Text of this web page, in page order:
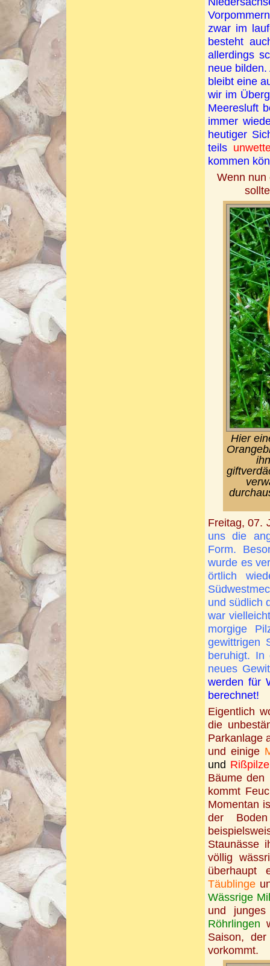
zwar im
besteht
allerdings
neue
bleibt eine
wir im
Meeresluft
immer
heutiger
teils
kommen
Wenn nun
Hier
Freitag, 07.
uns die
Form.
wurde es
örtlich
und südlich
war
morgige
gewittrigen
beruhigt.
neues
werden für
berechnet!
Eigentlich
die
Parkanlage
und einige
und Rißpilze
Bäume den
kommt
Momentan
der
Staunässe
völlig
überhaupt
Täublinge
Wässrige
und
Röhrlingen
Saison,
vorkommt.